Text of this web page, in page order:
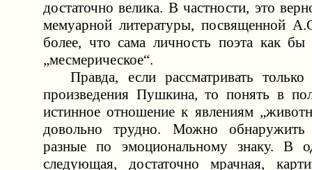
достаточно велика. В частности, это
мемуарной литературы, посвященной
более, что сама личность поэта как бы
„месмерическое“.
Правда, если рассматривать только
произведения Пушкина, то понять в
истинное отношение к явлениям
довольно трудно. Можно обнаружить
разные по эмоциональному знаку. В
следующая, достаточно мрачная,